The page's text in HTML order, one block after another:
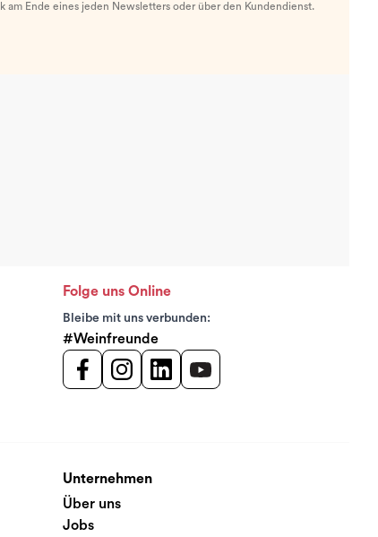
Ende eines jeden Newsletters oder über den Kundendienst.
Folge uns Online
Bleibe mit uns verbunden:
#Weinfreunde
Unternehmen
Über uns
Jobs